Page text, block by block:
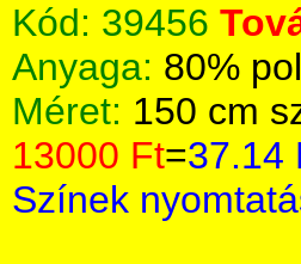
Kód: 39456
Anyaga: 80%
Méret: 150 cm
13000 Ft=37.14
Színek